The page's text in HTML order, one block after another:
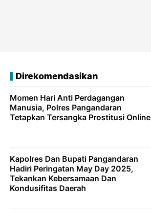
Direkomendasikan
Momen Hari Anti Perdagangan
Manusia, Polres Pangandaran
Tetapkan Tersangka Prostitusi Online
Kapolres Dan Bupati Pangandaran
Hadiri Peringatan May Day 2025,
Tekankan Kebersamaan Dan
Kondusifitas Daerah